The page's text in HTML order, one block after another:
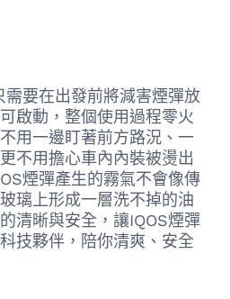
需要在出發前將減害煙彈放
啟動，整個使用過程零火
用一邊盯著前方路況、一
不用擔心車內內裝被燙出
煙彈產生的霧氣不會像傳
璃上形成一層洗不掉的油
清晰與安全，讓IQOS煙彈
技夥伴，陪你清爽、安全